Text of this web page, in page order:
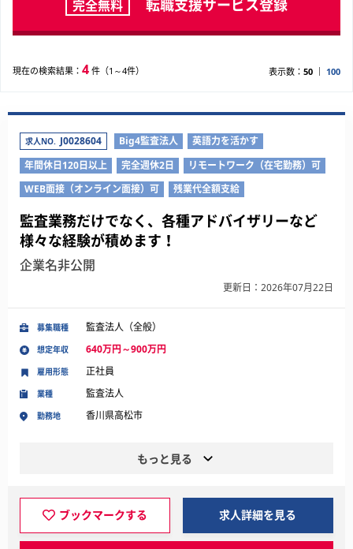
完全無料 転職支援サービス登録
現在の検索結果： 4 件（1～4件） 表示数： 50 100
求人NO. J0028604 Big4監査法人
英語力を活かす
年間休日120日以上
完全週休2日
リモートワーク（在宅勤務）可
WEB面接（オンライン面接）可
残業代全額支給
監査業務だけでなく、各種アドバイザリーなど
様々な経験が積めます！
企業名非公開
更新日：2026年07月22日
募集職種 監査法人（全般）
想定年収 640万円～900万円
業種 監査法人
勤務地 香川県高松市
雇用形態 正社員
もっと見る
ブックマークする 求人詳細を見る